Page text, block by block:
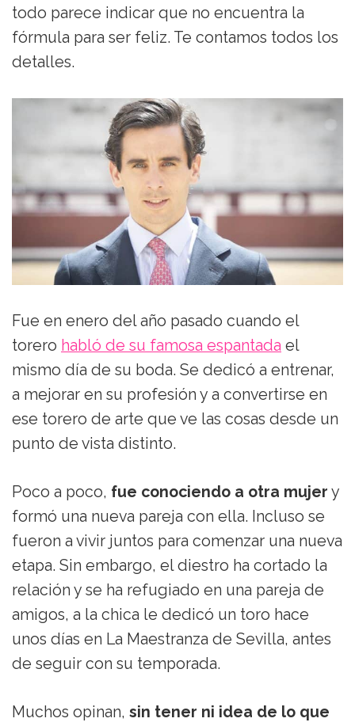
todo parece indicar que no encuentra la
fórmula para ser feliz. Te contamos todos los
detalles.
Fue en enero del año pasado cuando el
torero habló de su famosa espantada el
mismo día de su boda. Se dedicó a entrenar,
a mejorar en su profesión y a convertirse en
ese torero de arte que ve las cosas desde un
punto de vista distinto.
Poco a poco, fue conociendo a otra mujer y
formó una nueva pareja con ella. Incluso se
fueron a vivir juntos para comenzar una nueva
etapa. Sin embargo, el diestro ha cortado la
relación y se ha refugiado en una pareja de
amigos, a la chica le dedicó un toro hace
unos días en La Maestranza de Sevilla, antes
de seguir con su temporada.
Muchos opinan, sin tener ni idea de lo que